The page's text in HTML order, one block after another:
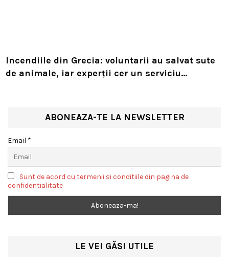
Incendiile din Grecia: voluntarii au salvat sute
de animale, iar experții cer un serviciu
ABONEAZA-TE LA NEWSLETTER
Email *
Sunt de acord cu termenii si conditiile din pagina de
confidentialitate
LE VEI GĂSI UTILE